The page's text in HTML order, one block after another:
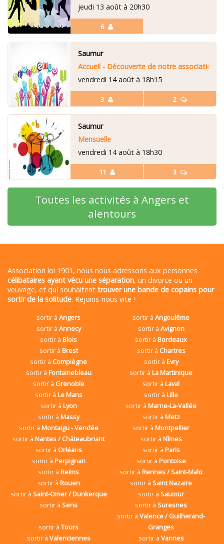
6
jeudi 13 août à 20h30
3 2
Saumur
Accueil - Découverte de notre association
vendredi 14 août à 18h15
11 3
Saumur
Mensuelle
vendredi 14 août à 18h30
Toutes les activités à Angers et
alentours
Association loi 1901, nous nous adressons aux personnes
célibataires ayant vécu une séparation, un divorce ou un
veuvage, et qui souhaitent trouver une bande de copains pour
sortir de la solitude. Rejoins-nous vite !
sortir àAngers sortir àAngoulême
sortir à Annecy sortir à Avignon
sortir àBlois sortir àBordeaux
sortir à Brest sortir à Chartres
sortir à Compiègne sortir à Evry
sortir à Fontainebleau sortir àLa Martinique
sortir à Grenoble sortir àLaval
sortir à Le Mans sortir àLille
sortir à Lyon sortir àMarne-La-Vallée
sortir à Massy sortir à Metz
sortir à Montaigu - Vendée sortir àMontpellier
sortir àNantes / Châteaubriant sortir à Nîmes
sortir à Orléans sortir à Paris
sortir à Perpignan sortir à Pontoise
sortir àReims sortir àRennes / Saint-Malo
sortir à Rouen sortir àSaint Nazaire
sortir à Saint-Omer / Dunkerque sortir àSaumur
sortir àSens sortir àSuresnes
sortir àTours
sortir àValence / Guilherand-
Granges
sortir à Valenciennes sortir à Vannes